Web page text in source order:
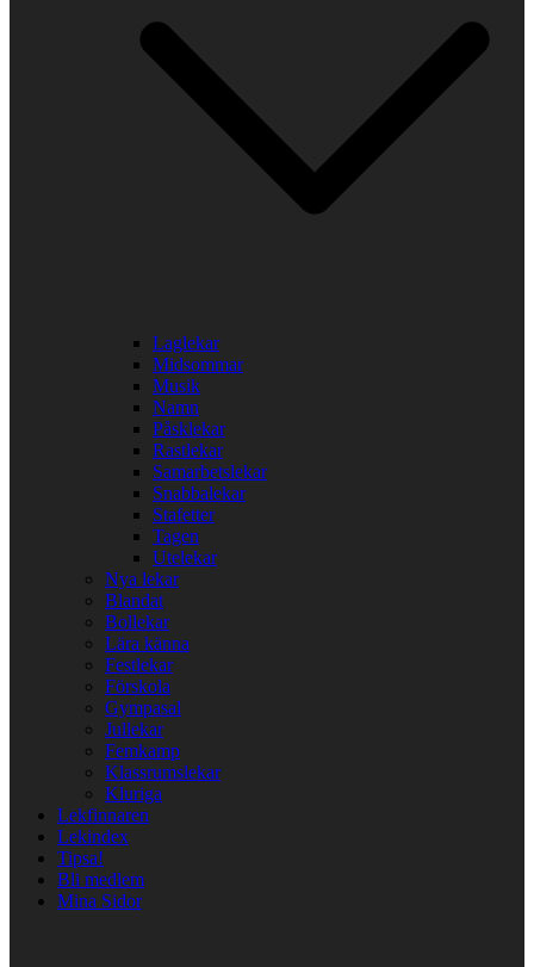
Laglekar
Midsommar
Musik
Namn
Påsklekar
Rastlekar
Samarbetslekar
Snabbalekar
Stafetter
Tagen
Utelekar
Nya lekar
Blandat
Bollekar
Lära känna
Festlekar
Förskola
Gympasal
Jullekar
Femkamp
Klassrumslekar
Kluriga
Lekfinnaren
Lekindex
Tipsa!
Bli medlem
Mina Sidor